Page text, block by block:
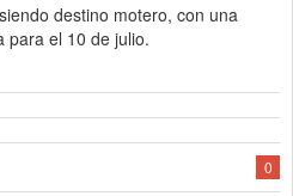
destino motero, con una
para el 10 de julio.
0